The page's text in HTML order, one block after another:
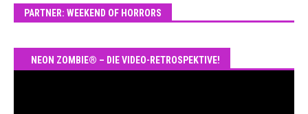
PARTNER: WEEKEND OF HORRORS
NEON ZOMBIE® – DIE VIDEO-RETROSPEKTIVE!